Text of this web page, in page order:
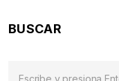
BUSCAR